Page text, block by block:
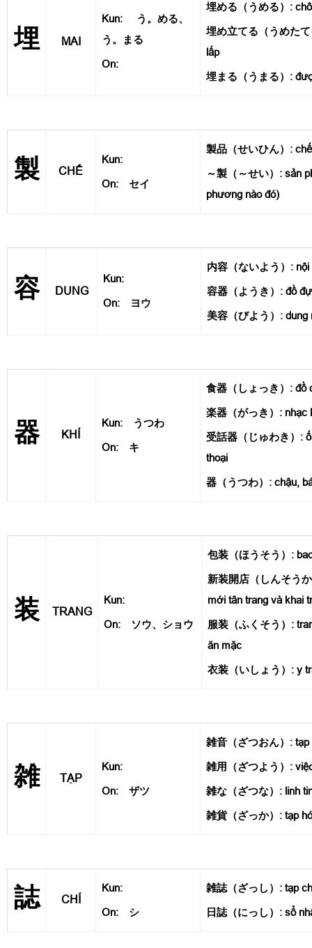
埋 MAI
Kun:
う。める、
う。まる
On:
埋める（うめる）:
埋め立てる（うめた
lấp
埋まる（うまる）:
製 CHẾ
Kun:
On: セイ
製品（せいひん）:
～製（～せい）: sản
phương nào đó)
容 DUNG
Kun:
On: ヨウ
内容（ないよう）: nội
容器（ようき）: đồ
美容（びよう）: dung
器 KHÍ
Kun: うつわ
On: キ
食器（しょっき）: đồ
楽器（がっき）: nhạc
受話器（じゅわき）:
thoại
器（うつわ）: chậu,
装 TRANG
Kun:
On: ソウ、ショウ
包装（ほうそう）:
新装開店（しんそう
mới tân trang và khai
服装（ふくそう）:
ăn mặc
衣装（いしょう）: y
雑 TẠP
Kun:
On: ザツ
雑音（ざつおん）: tạp
雑用（ざつよう）:
雑な（ざつな）: linh
雑貨（ざっか）: tạp
誌 CHÍ
Kun:
On: シ
雑誌（ざっし）: tạp
日誌（にっし）: sổ